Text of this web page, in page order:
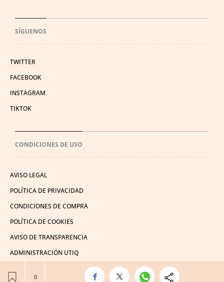
SÍGUENOS
TWITTER
FACEBOOK
INSTAGRAM
TIKTOK
CONDICIONES DE USO
AVISO LEGAL
POLÍTICA DE PRIVACIDAD
CONDICIONES DE COMPRA
POLÍTICA DE COOKIES
AVISO DE TRANSPARENCIA
ADMINISTRACIÓN UTIQ